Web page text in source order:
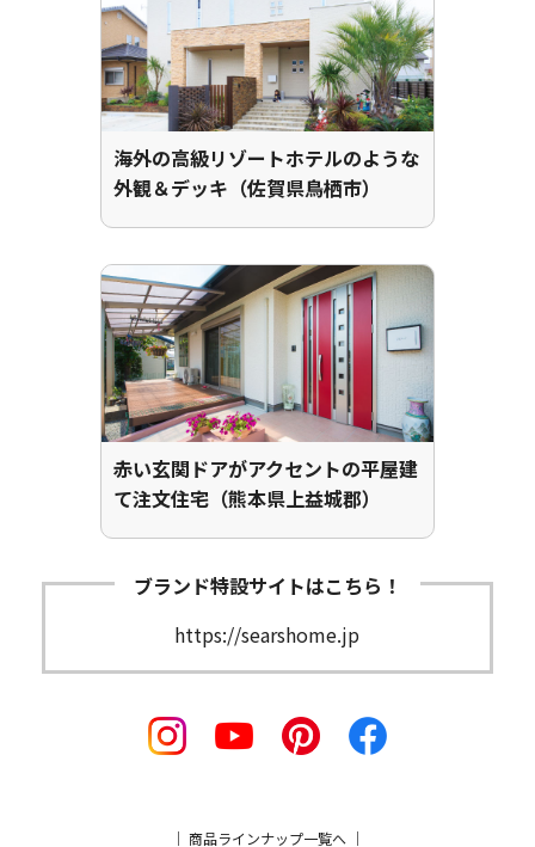
海外の高級リゾートホテルのような
外観＆デッキ（佐賀県鳥栖市）
赤い玄関ドアがアクセントの平屋建
て注文住宅（熊本県上益城郡）
ブランド特設サイトはこちら！
https://searshome.jp
｜ 商品ラインナップ一覧へ ｜